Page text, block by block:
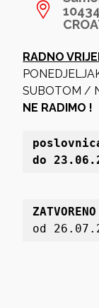
RADNO
SUBOTOM /
NE RADIMO !
do
od